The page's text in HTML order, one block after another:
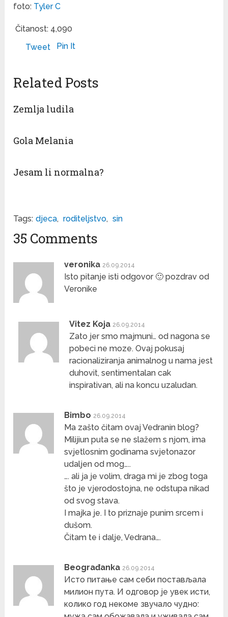
foto: Tyler C
Čitanost: 4,090
Tweet
Pin It
Related Posts
Zemlja ludila
Gola Melania
Jesam li normalna?
Tags: djeca, roditeljstvo, sin
35 Comments
veronika 26.09.2014
Isto pitanje isti odgovor 🙂 pozdrav od
Veronike
Vitez Koja 26.09.2014
Zato jer smo majmuni… od nagona se
pobeci ne moze. Ovaj pokusaj
racionaliziranja animalnog u nama jest
duhovit, sentimentalan cak
inspirativan, ali na koncu uzaludan.
Bimbo 26.09.2014
Ma zašto čitam ovaj Vedranin blog?
Milijiun puta se ne slažem s njom, ima
svjetlosnim godinama svjetonazor
udaljen od mog…..
…. ali ja je volim, draga mi je zbog toga
što je vjerodostojna, ne odstupa nikad
od svog stava.
I majka je. I to priznaje punim srcem i
dušom.
Čitam te i dalje, Vedrana….
Beograđanka 26.09.2014
Исто питање сам себи постављала
милион пута. И одговор је увек исти,
колико год некоме звучало чудно: